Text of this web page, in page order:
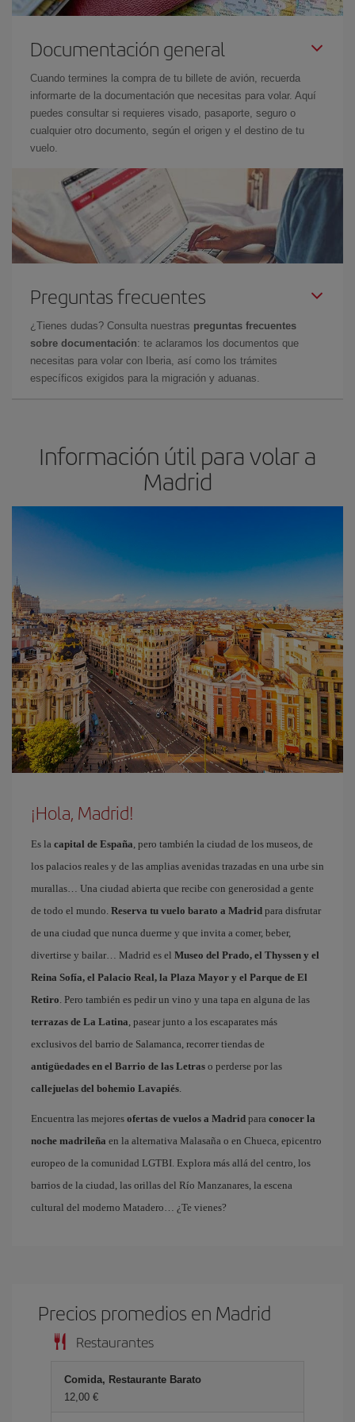
Documentación general
Cuando termines la compra de tu billete de avión, recuerda
informarte de la documentación que necesitas para volar. Aquí
puedes consultar si requieres visado, pasaporte, seguro o
cualquier otro documento, según el origen y el destino de tu
vuelo.
Preguntas frecuentes
¿Tienes dudas? Consulta nuestras preguntas frecuentes
sobre documentación: te aclaramos los documentos que
necesitas para volar con Iberia, así como los trámites
específicos exigidos para la migración y aduanas.
Información útil para volar a
Madrid
¡Hola, Madrid!
Es la capital de España, pero también la ciudad de los museos, de
los palacios reales y de las amplias avenidas trazadas en una urbe sin
murallas… Una ciudad abierta que recibe con generosidad a gente
de todo el mundo. Reserva tu vuelo barato a Madrid para disfrutar
de una ciudad que nunca duerme y que invita a comer, beber,
divertirse y bailar… Madrid es el Museo del Prado, el Thyssen y el
Reina Sofía, el Palacio Real, la Plaza Mayor y el Parque de El
Retiro. Pero también es pedir un vino y una tapa en alguna de las
terrazas de La Latina, pasear junto a los escaparates más
exclusivos del barrio de Salamanca, recorrer tiendas de
antigüedades en el Barrio de las Letras o perderse por las
callejuelas del bohemio Lavapiés.
Encuentra las mejores ofertas de vuelos a Madrid para conocer la
noche madrileña en la alternativa Malasaña o en Chueca, epicentro
europeo de la comunidad LGTBI. Explora más allá del centro, los
barrios de la ciudad, las orillas del Río Manzanares, la escena
cultural del moderno Matadero… ¿Te vienes?
Precios promedios en Madrid
Restaurantes
Comida, Restaurante Barato
12,00